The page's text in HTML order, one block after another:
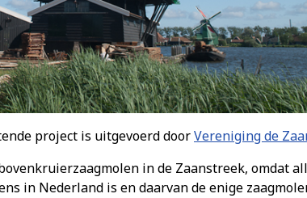
project is uitgevoerd doorVereniging de
in de Zaanstreek,
in Nederland is en daarvan de enige